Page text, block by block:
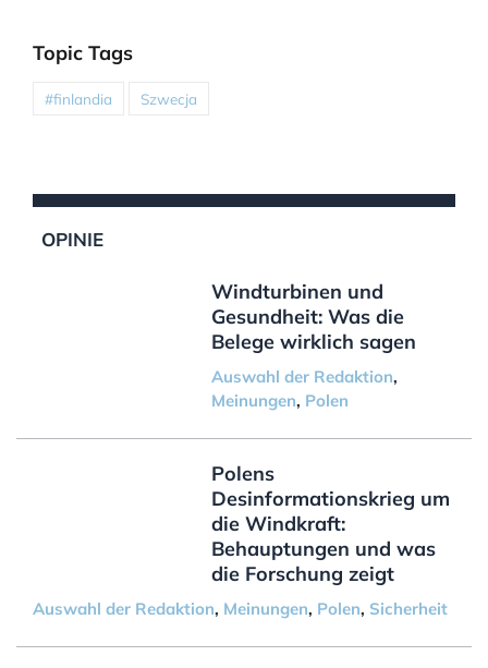
Topic Tags
#finlandia Szwecja
OPINIE
Windturbinen und
Gesundheit: Was die
Belege wirklich sagen
Auswahl der Redaktion,
Meinungen, Polen
Polens
Desinformationskrieg um
die Windkraft:
Behauptungen und was
die Forschung zeigt
Auswahl der Redaktion, Meinungen, Polen, Sicherheit